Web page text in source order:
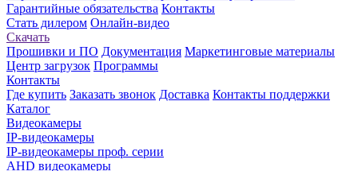
Гарантийные обязательства Контакты
Стать дилером Онлайн-видео
Скачать
Прошивки и ПО Документация Маркетинговые материалы
Центр загрузок Программы
Контакты
Где купить Заказать звонок Доставка Контакты поддержки
Каталог
Видеокамеры
IP-видеокамеры
IP-видеокамеры проф. серии
AHD видеокамеры